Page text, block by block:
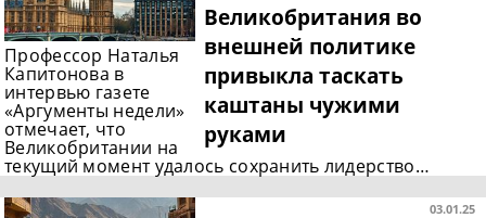
Великобритания во
внешней политике
привыкла таскать
каштаны чужими
руками
Профессор Наталья
Капитонова в
интервью газете
«Аргументы недели»
отмечает, что
Великобритании на
текущий момент удалось сохранить лидерство…
03.01.25